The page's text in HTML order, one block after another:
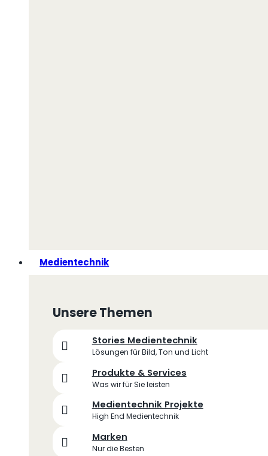
Medientechnik
Unsere Themen
Stories Medientechnik
Lösungen für Bild, Ton und Licht
Produkte & Services
Was wir für Sie leisten
Medientechnik Projekte
High End Medientechnik
Marken
Nur die Besten